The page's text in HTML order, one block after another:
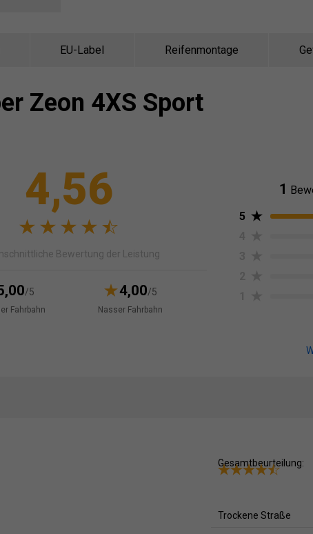
EU-Label Reifenmontage
Zeon 4XS Sport
4,56
Bewertung der Leistung
/5
Fahrbahn
4,00/5
Nasser Fahrbahn
1
5
Gesamtbeurteilung:
Trockene Straße